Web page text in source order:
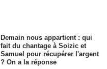
Demain nous appartient : qui
fait du chantage à Soizic et
Samuel pour récupérer l'argent
? On a la réponse